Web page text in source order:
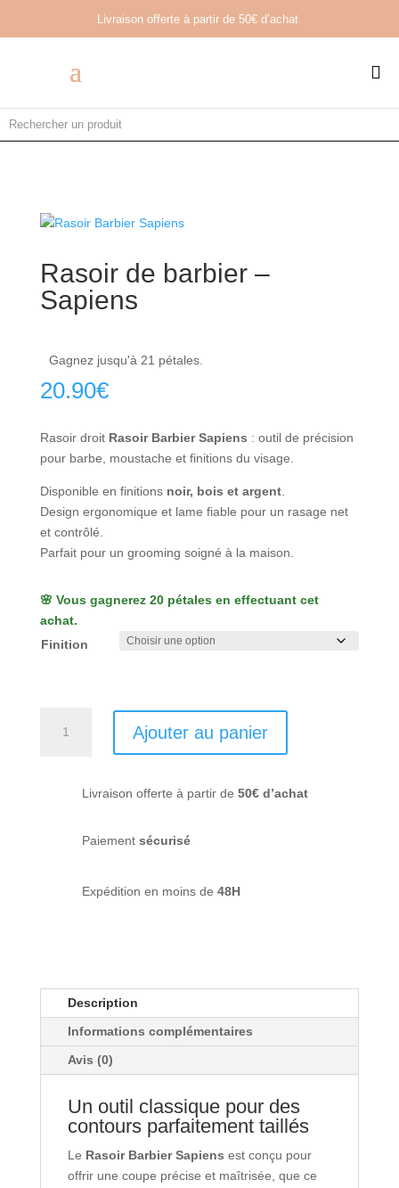
Livraison offerte à partir de 50€ d’achat

Rasoir de barbier –
Sapiens
Gagnez jusqu'à 21 pétales.
20.90€
Rasoir droit Rasoir Barbier Sapiens : outil de précision
pour barbe, moustache et finitions du visage.
Disponible en finitions noir, bois et argent.
Design ergonomique et lame fiable pour un rasage net
et contrôlé.
Parfait pour un grooming soigné à la maison.
🌸 Vous gagnerez 20 pétales en effectuant cet
achat.
Finition
Sapiens
Ajouter au panier
Livraison offerte à partir de 50€ d’achat
Paiement sécurisé
Expédition en moins de 48H
Description
Informations complémentaires
Avis (0)
Un outil classique pour des
contours parfaitement taillés
Le Rasoir Barbier Sapiens est conçu pour
offrir une coupe précise et maîtrisée, que ce